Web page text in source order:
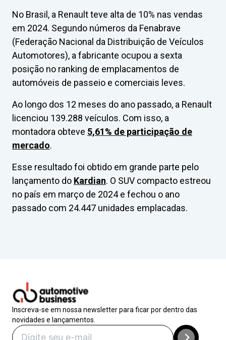
No Brasil, a Renault teve alta de 10% nas vendas
em 2024. Segundo números da Fenabrave
(Federação Nacional da Distribuição de Veículos
Automotores), a fabricante ocupou a sexta
posição no ranking de emplacamentos de
automóveis de passeio e comerciais leves.
Ao longo dos 12 meses do ano passado, a Renault
licenciou 139.288 veículos. Com isso, a
montadora obteve 5,61% de participação de
mercado.
Esse resultado foi obtido em grande parte pelo
lançamento do Kardian. O SUV compacto estreou
no país em março de 2024 e fechou o ano
passado com 24.447 unidades emplacadas.
Inscreva-se em nossa newsletter para ficar por dentro das
novidades e lançamentos.